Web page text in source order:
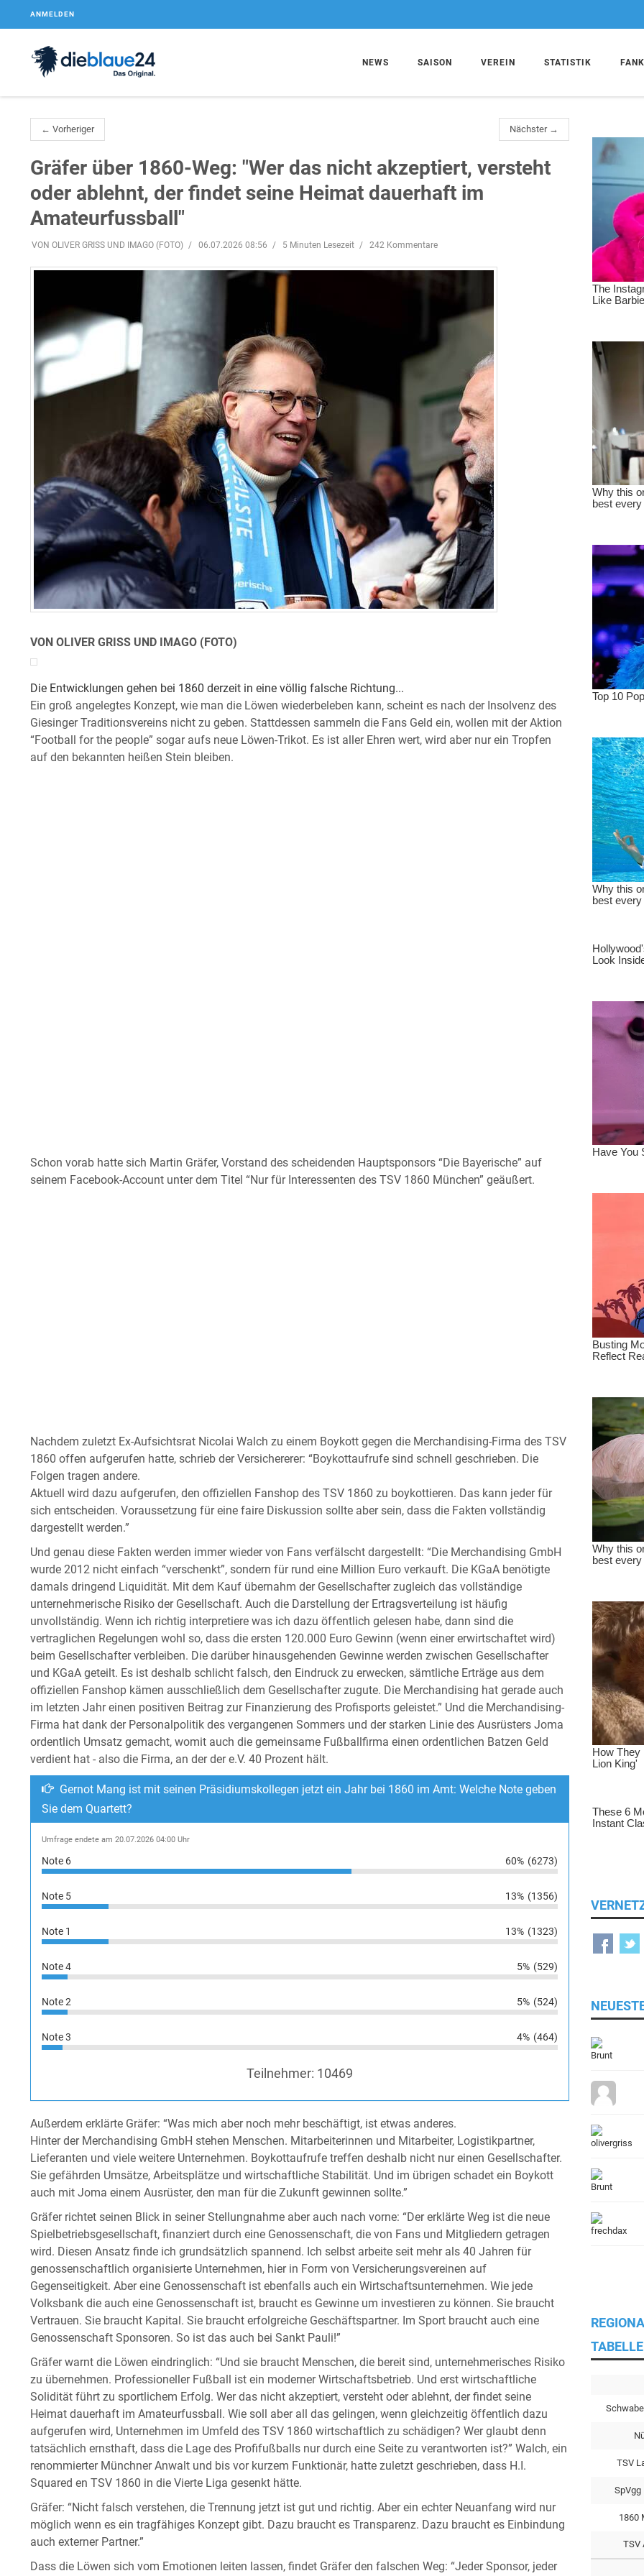
ANMELDEN
NEWS SAISON VEREIN STATISTIK
← Vorheriger Nächster →
Gräfer über 1860-Weg: "Wer das nicht akzeptiert, versteht
oder ablehnt, der findet seine Heimat dauerhaft im
Amateurfussball"
VON OLIVER GRISS UND IMAGO (FOTO) 06.07.2026 08:56 5 Minuten Lesezeit 242 Kommentare
VON OLIVER GRISS UND IMAGO (FOTO)
Die Entwicklungen gehen bei 1860 derzeit in eine völlig falsche Richtung...
Ein groß angelegtes Konzept, wie man die Löwen wiederbeleben kann, scheint es nach der Insolvenz des
Giesinger Traditionsvereins nicht zu geben. Stattdessen sammeln die Fans Geld ein, wollen mit der Aktion
“Football for the people” sogar aufs neue Löwen-Trikot. Es ist aller Ehren wert, wird aber nur ein Tropfen
auf den bekannten heißen Stein bleiben.
Schon vorab hatte sich Martin Gräfer, Vorstand des scheidenden Hauptsponsors “Die Bayerische” auf
seinem Facebook-Account unter dem Titel “Nur für Interessenten des TSV 1860 München” geäußert.
Nachdem zuletzt Ex-Aufsichtsrat Nicolai Walch zu einem Boykott gegen die Merchandising-Firma des TSV
1860 offen aufgerufen hatte, schrieb der Versichererer: “Boykottaufrufe sind schnell geschrieben. Die
Folgen tragen andere.
Aktuell wird dazu aufgerufen, den offiziellen Fanshop des TSV 1860 zu boykottieren. Das kann jeder für
sich entscheiden. Voraussetzung für eine faire Diskussion sollte aber sein, dass die Fakten vollständig
dargestellt werden.”
Und genau diese Fakten werden immer wieder von Fans verfälscht dargestellt: “Die Merchandising GmbH
wurde 2012 nicht einfach “verschenkt”, sondern für rund eine Million Euro verkauft. Die KGaA benötigte
damals dringend Liquidität. Mit dem Kauf übernahm der Gesellschafter zugleich das vollständige
unternehmerische Risiko der Gesellschaft. Auch die Darstellung der Ertragsverteilung ist häufig
unvollständig. Wenn ich richtig interpretiere was ich dazu öffentlich gelesen habe, dann sind die
vertraglichen Regelungen wohl so, dass die ersten 120.000 Euro Gewinn (wenn einer erwirtschaftet wird)
beim Gesellschafter verbleiben. Die darüber hinausgehenden Gewinne werden zwischen Gesellschafter
und KGaA geteilt. Es ist deshalb schlicht falsch, den Eindruck zu erwecken, sämtliche Erträge aus dem
offiziellen Fanshop kämen ausschließlich dem Gesellschafter zugute. Die Merchandising hat gerade auch
im letzten Jahr einen positiven Beitrag zur Finanzierung des Profisports geleistet.” Und die Merchandising-
Firma hat dank der Personalpolitik des vergangenen Sommers und der starken Linie des Ausrüsters Joma
ordentlich Umsatz gemacht, womit auch die gemeinsame Fußballfirma einen ordentlichen Batzen Geld
verdient hat - also die Firma, an der der e.V. 40 Prozent hält.
Gernot Mang ist mit seinen Präsidiumskollegen jetzt ein Jahr bei 1860 im Amt: Welche Note geben
Sie dem Quartett?
Umfrage endete am 20.07.2026 04:00 Uhr
Note 6 60% (6273)
Note 5 13% (1356)
Note 1 13% (1323)
Note 4 5% (529)
Note 2 5% (524)
Note 3 4% (464)
Teilnehmer: 10469
Außerdem erklärte Gräfer: “Was mich aber noch mehr beschäftigt, ist etwas anderes.
Hinter der Merchandising GmbH stehen Menschen. Mitarbeiterinnen und Mitarbeiter, Logistikpartner,
Lieferanten und viele weitere Unternehmen. Boykottaufrufe treffen deshalb nicht nur einen Gesellschafter.
Sie gefährden Umsätze, Arbeitsplätze und wirtschaftliche Stabilität. Und im übrigen schadet ein Boykott
auch mit Joma einem Ausrüster, den man für die Zukunft gewinnen sollte.”
Gräfer richtet seinen Blick in seiner Stellungnahme aber auch nach vorne: “Der erklärte Weg ist die neue
Spielbetriebsgesellschaft, finanziert durch eine Genossenschaft, die von Fans und Mitgliedern getragen
wird. Diesen Ansatz finde ich grundsätzlich spannend. Ich selbst arbeite seit mehr als 40 Jahren für
genossenschaftlich organisierte Unternehmen, hier in Form von Versicherungsvereinen auf
Gegenseitigkeit. Aber eine Genossenschaft ist ebenfalls auch ein Wirtschaftsunternehmen. Wie jede
Volksbank die auch eine Genossenschaft ist, braucht es Gewinne um investieren zu können. Sie braucht
Vertrauen. Sie braucht Kapital. Sie braucht erfolgreiche Geschäftspartner. Im Sport braucht auch eine
Genossenschaft Sponsoren. So ist das auch bei Sankt Pauli!”
Gräfer warnt die Löwen eindringlich: “Und sie braucht Menschen, die bereit sind, unternehmerisches Risiko
zu übernehmen. Professioneller Fußball ist ein moderner Wirtschaftsbetrieb. Und erst wirtschaftliche
Solidität führt zu sportlichem Erfolg. Wer das nicht akzeptiert, versteht oder ablehnt, der findet seine
Heimat dauerhaft im Amateurfussball. Wie soll aber all das gelingen, wenn gleichzeitig öffentlich dazu
aufgerufen wird, Unternehmen im Umfeld des TSV 1860 wirtschaftlich zu schädigen? Wer glaubt denn
tatsächlich ernsthaft, dass die Lage des Profifußballs nur durch eine Seite zu verantworten ist?” Walch, ein
renommierter Münchner Anwalt und bis vor kurzem Funktionär, hatte zuletzt geschrieben, dass H.I.
Squared en TSV 1860 in die Vierte Liga gesenkt hätte.
Gräfer: “Nicht falsch verstehen, die Trennung jetzt ist gut und richtig. Aber ein echter Neuanfang wird nur
möglich wenn es ein tragfähiges Konzept gibt. Dazu braucht es Transparenz. Dazu braucht es Einbindung
auch externer Partner.”
Dass die Löwen sich vom Emotionen leiten lassen, findet Gräfer den falschen Weg: “Jeder Sponsor, jeder
TABELLE
TSV
SpVgg
1860
TSV